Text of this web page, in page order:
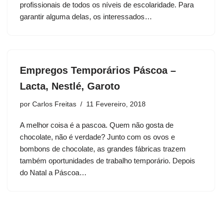
profissionais de todos os níveis de escolaridade. Para
garantir alguma delas, os interessados…
Empregos Temporários Páscoa –
Lacta, Nestlé, Garoto
por Carlos Freitas 11 Fevereiro, 2018
A melhor coisa é a pascoa. Quem não gosta de
chocolate, não é verdade? Junto com os ovos e
bombons de chocolate, as grandes fábricas trazem
também oportunidades de trabalho temporário. Depois
do Natal a Páscoa…